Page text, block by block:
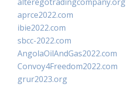
aprce2022.com
ibie2022.com
sbcc-2022.com
AngolaOilAndGas2022.com
Convoy4Freedom2022.com
grur2023.org